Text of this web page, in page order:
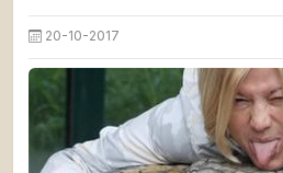
20-10-2017